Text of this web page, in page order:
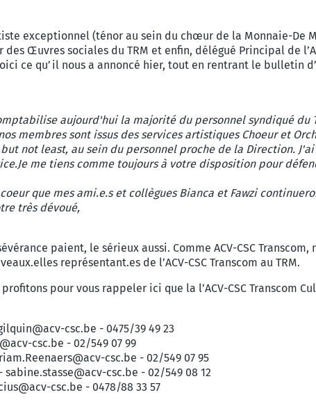
exceptionnel (ténor au sein du chœur de la Monnaie-De
Œuvres sociales du TRM et enfin, délégué Principal de
ce qu’il nous a annoncé hier, tout en rentrant le bulletin
aujourd'hui la majorité du personnel syndiqué du
membres sont issus des services artistiques Choeur et
not least, au sein du personnel proche de la Direction.
Je me tiens comme toujours à votre disposition pour
que mes ami.e.s et collègues Bianca et Fawzi
très dévoué,
paient, le sérieux aussi. Comme ACV-CSC
représentant.es de l’ACV-CSC Transcom au TRM.
pour vous rappeler ici que la l’ACV-CSC Transcom
csc.be - 0475/39 49 23
csc.be - 02/549 07 99
csc.be - 02/549 07 95
csc.be - 02/549 08 12
csc.be - 0478/88 33 57